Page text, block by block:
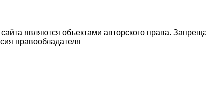
являются объектами авторского права.
правообладателя